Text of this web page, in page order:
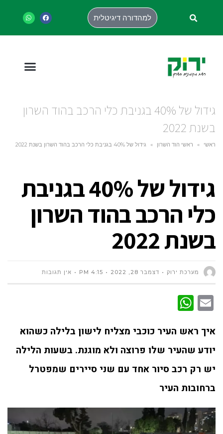
למהדורה דיגיטלית
גידול של 40% בגניבת כלי הרכב בהוד השרון
בשנת 2022
ראשי » ראשי הוד השרון » גידול של 40% בגניבת כלי הרכב בהוד השרון בשנת 2022
גידול של 40% בגניבת
כלי הרכב בהוד השרון
בשנת 2022
מערכת ירוק דצמבר 28, 2022 4:15 PM אין תגובות
Email
איך ראש העיר כוכבי מצליח לישון בלילה כשהוא
יודע שהעיר שלו פרוצה ולא מוגנת. בשעות הלילה
יש רק רכב סיור אחד עם שני סיירים שמפטרל
ברחובות העיר